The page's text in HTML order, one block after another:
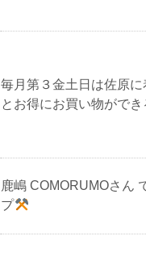
毎月第３金土日は佐原
とお得にお買い物ができ
鹿嶋 COMORUMOさん
プ